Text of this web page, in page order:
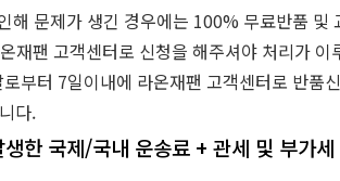
해 문제가 생긴 경우에는 100% 무료반품 및
재팬 고객센터로 신청을 해주셔야 처리가 이
부터 7일이내에 라온재팬 고객센터로 반품
다.
한 국제/국내 운송료 + 관세 및 부가